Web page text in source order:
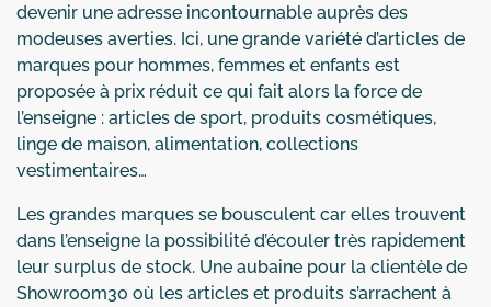
devenir une adresse incontournable auprès des
modeuses averties. Ici, une grande variété d’articles de
marques pour hommes, femmes et enfants est
proposée à prix réduit ce qui fait alors la force de
l’enseigne : articles de sport, produits cosmétiques,
linge de maison, alimentation, collections
vestimentaires…
Les grandes marques se bousculent car elles trouvent
dans l’enseigne la possibilité d’écouler très rapidement
leur surplus de stock. Une aubaine pour la clientèle de
Showroom30 où les articles et produits s’arrachent à